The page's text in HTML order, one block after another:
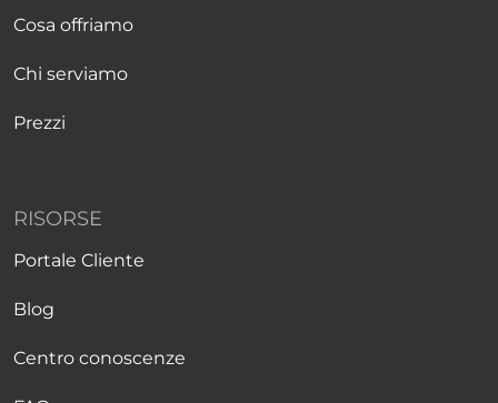
Cosa offriamo
Chi serviamo
Prezzi
RISORSE
Portale Cliente
Blog
Centro conoscenze